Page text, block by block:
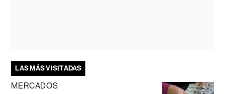
LAS MÁS VISITADAS
MERCADOS